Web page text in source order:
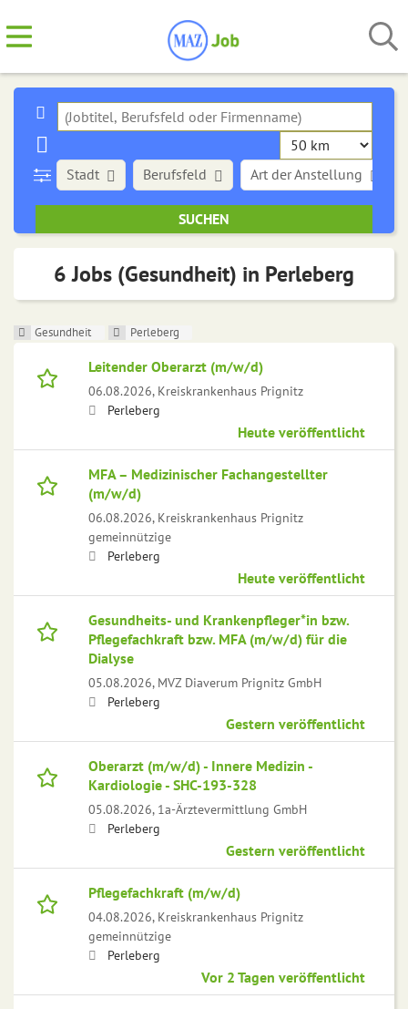
Stadt Art der Anstellung
Berufsfeld
6 Jobs (Gesundheit) in Perleberg
Gesundheit Perleberg
Leitender Oberarzt (m/w/d)
06.08.2026, Kreiskrankenhaus Prignitz
Perleberg
Heute veröffentlicht
MFA – Medizinischer Fachangestellter
(m/w/d)
06.08.2026, Kreiskrankenhaus Prignitz
gemeinnützige
Perleberg
Heute veröffentlicht
Gesundheits- und Krankenpfleger*in bzw.
Pflegefachkraft bzw. MFA (m/w/d) für die
Dialyse
05.08.2026, MVZ Diaverum Prignitz GmbH
Perleberg
Gestern veröffentlicht
Oberarzt (m/w/d) - Innere Medizin -
Kardiologie - SHC-193-328
05.08.2026, 1a-Ärztevermittlung GmbH
Perleberg
Gestern veröffentlicht
Pflegefachkraft (m/w/d)
04.08.2026, Kreiskrankenhaus Prignitz
gemeinnützige
Perleberg
Vor 2 Tagen veröffentlicht